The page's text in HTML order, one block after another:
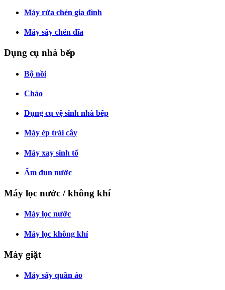
Máy rửa chén gia đình
Máy sấy chén đĩa
Dụng cụ nhà bếp
Bộ nồi
Chảo
Dụng cụ vệ sinh nhà bếp
Máy ép trái cây
Máy xay sinh tố
Ấm đun nước
Máy lọc nước / không khí
Máy lọc nước
Máy lọc không khí
Máy giặt
Máy sấy quần áo